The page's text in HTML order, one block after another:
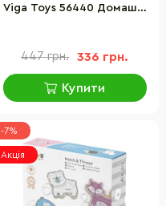
Viga Toys 56440 Домашні
447 грн. 336 грн.
Купити
-7%
Акція